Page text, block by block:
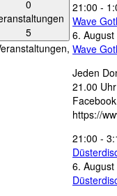
0
5
21:00 -
Wave
6.
Wave
Jeden
21.00
https://
21:00 -
6.